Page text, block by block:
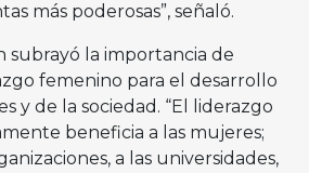
más poderosas”, señaló.
subrayó la importancia de
femenino para el desarrollo
y de la sociedad. “El liderazgo
beneficia a las mujeres;
a las universidades,